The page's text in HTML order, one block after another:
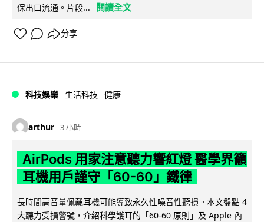
保出口流通。片段...
閱讀全文
分享
科技娛樂 生活科技 健康
arthur 3 小時
AirPods 用家注意聽力響紅燈 醫學界籲
耳機用戶謹守「60-60」鐵律
長時間高音量佩戴耳機可能導致永久性噪音性聽損。本文盤點 4
大聽力受損警號，介紹科學護耳的「60-60 原則」及 Apple 內